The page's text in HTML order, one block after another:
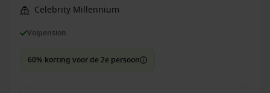
Celebrity Millennium
Volpension
60% korting voor de 2e persoon